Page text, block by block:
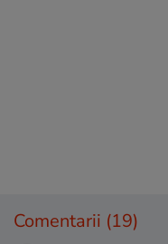
Comentarii (19)